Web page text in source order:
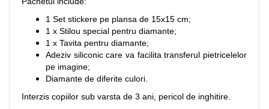
1 Set stickere pe plansa de 15x15 cm;
1 x Stilou special pentru diamante;
1 x Tavita pentru diamante;
Adeziv siliconic care va facilita transferul pietricelelor
pe imagine;
Diamante de diferite culori.
Interzis copiilor sub varsta de 3 ani, pericol de inghitire.